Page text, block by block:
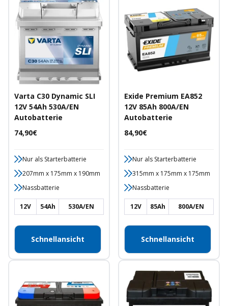
Varta C30 Dynamic SLI
12V 54Ah 530A/EN
Autobatterie
Angebotspreis
74,90€
Nur als Starterbatterie
207mm x 175mm x 190mm
Nassbatterie
12V 54Ah 530A/EN
Schnellansicht
Exide Premium EA852
12V 85Ah 800A/EN
Autobatterie
Angebotspreis
84,90€
Nur als Starterbatterie
315mm x 175mm x 175mm
Nassbatterie
12V 85Ah 800A/EN
Schnellansicht